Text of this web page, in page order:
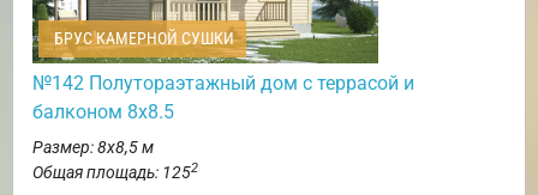
БРУС КАМЕРНОЙ СУШКИ
№142 Полутораэтажный дом с террасой и
балконом 8х8.5
Размер: 8х8,5 м
Общая площадь: 1252